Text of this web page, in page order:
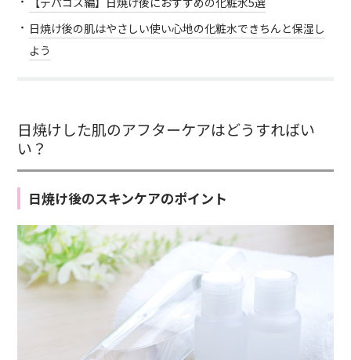
日焼け後の肌はやさしい使い心地の化粧水できちんと保湿し
よう
日焼けした肌のアフターケアはどうすればい
い？
日焼け後のスキンケアのポイント